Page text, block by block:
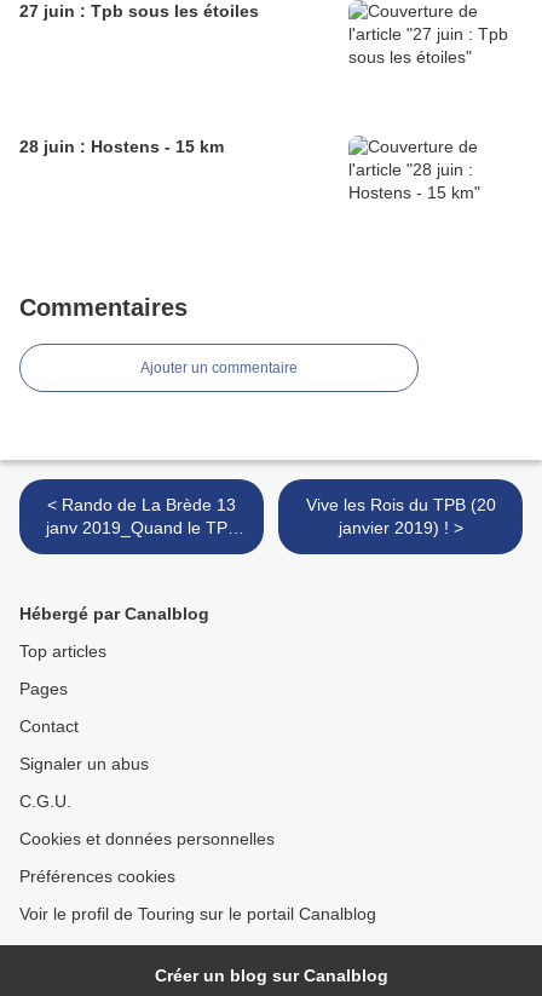
27 juin : Tpb sous les étoiles
28 juin : Hostens - 15 km
Commentaires
Ajouter un commentaire
< Rando de La Brède 13
janv 2019_Quand le TPB
remonte le temps...
Vive les Rois du TPB (20
janvier 2019) ! >
Hébergé par Canalblog
Top articles
Pages
Contact
Signaler un abus
C.G.U.
Cookies et données personnelles
Préférences cookies
Voir le profil de Touring sur le portail Canalblog
Créer un blog sur Canalblog